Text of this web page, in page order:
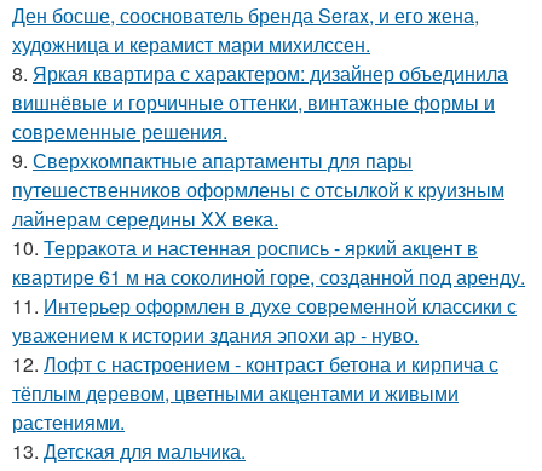
Ден босше, сооснователь бренда Serax, и его жена,
художница и керамист мари михилссен.
8. Яркая квартира с характером: дизайнер объединила
вишнёвые и горчичные оттенки, винтажные формы и
современные решения.
9. Сверхкомпактные апартаменты для пары
путешественников оформлены с отсылкой к круизным
лайнерам середины XX века.
10. Терракота и настенная роспись - яркий акцент в
квартире 61 м на соколиной горе, созданной под аренду.
11. Интерьер оформлен в духе современной классики с
уважением к истории здания эпохи ар - нуво.
12. Лофт с настроением - контраст бетона и кирпича с
тёплым деревом, цветными акцентами и живыми
растениями.
13. Детская для мальчика.